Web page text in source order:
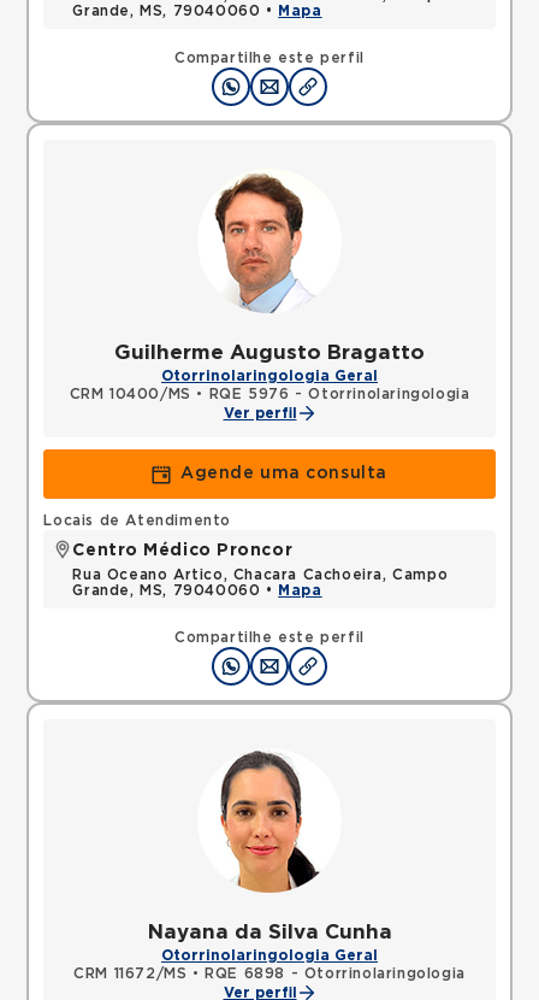
Compartilhe este perfil
Grande, MS, 79040060 •
Mapa
Guilherme Augusto Bragatto
Otorrinolaringologia Geral
CRM 10400/MS •
RQE 5976 - Otorrinolaringologia
Ver perfil
Agende uma consulta
Compartilhe este perfil
Locais de Atendimento
Centro Médico Proncor
Rua Oceano Artico, Chacara Cachoeira, Campo
Grande, MS, 79040060 •
Mapa
Nayana da Silva Cunha
Otorrinolaringologia Geral
CRM 11672/MS •
RQE 6898 - Otorrinolaringologia
Ver perfil